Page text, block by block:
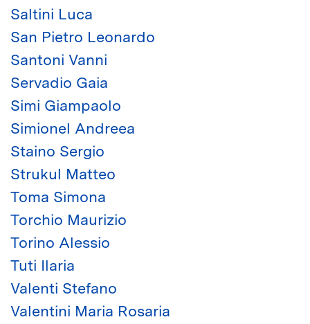
Saltini Luca
San Pietro Leonardo
Santoni Vanni
Servadio Gaia
Simi Giampaolo
Simionel Andreea
Staino Sergio
Strukul Matteo
Toma Simona
Torchio Maurizio
Torino Alessio
Tuti Ilaria
Valenti Stefano
Valentini Maria Rosaria